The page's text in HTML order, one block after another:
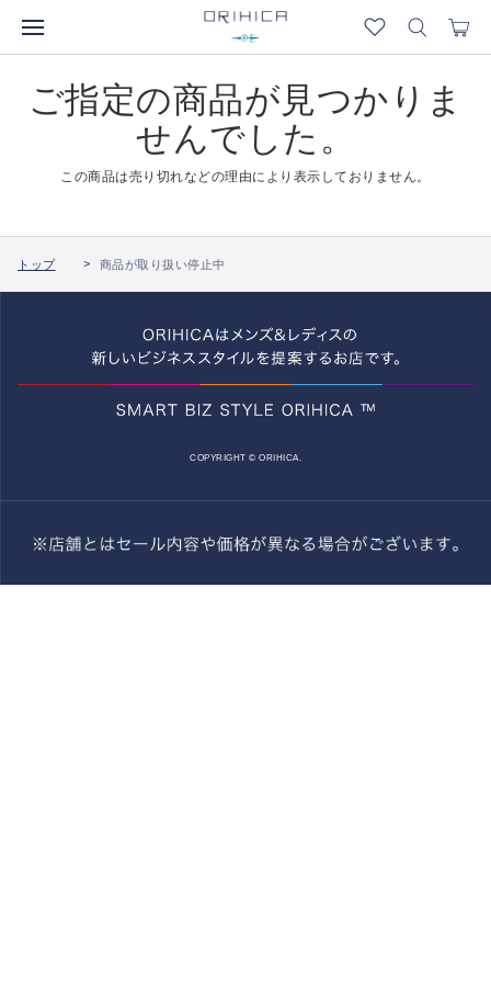
ご指定の商品が見つかりま
せんでした。
この商品は売り切れなどの理由により表示しておりません。
トップ 商品が取り扱い停止中
COPYRIGHT © ORIHICA.